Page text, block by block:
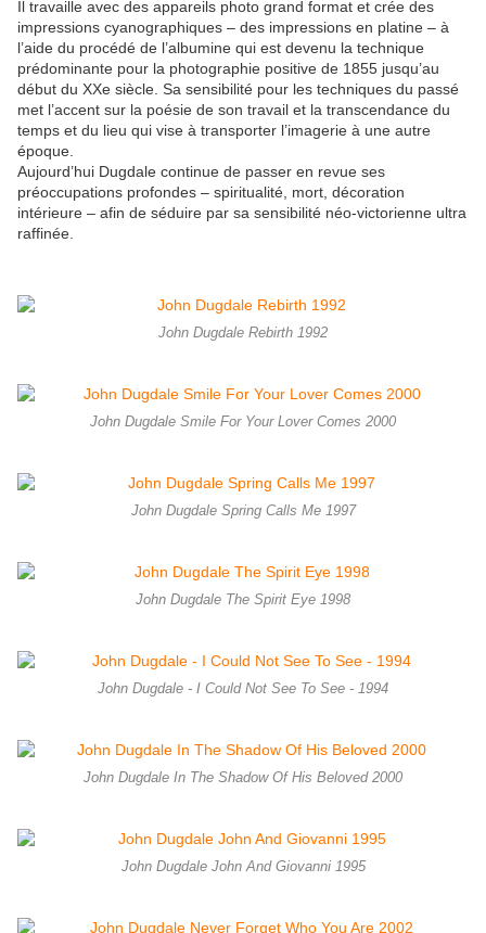
Il travaille avec des appareils photo grand format et crée des
impressions cyanographiques – des impressions en platine – à
l’aide du procédé de l’albumine qui est devenu la technique
prédominante pour la photographie positive de 1855 jusqu’au
début du XXe siècle. Sa sensibilité pour les techniques du passé
met l’accent sur la poésie de son travail et la transcendance du
temps et du lieu qui vise à transporter l’imagerie à une autre
époque.
Aujourd’hui Dugdale continue de passer en revue ses
préoccupations profondes – spiritualité, mort, décoration
intérieure – afin de séduire par sa sensibilité néo-victorienne ultra
raffinée.
John Dugdale Rebirth 1992
John Dugdale Smile For Your Lover Comes 2000
John Dugdale Spring Calls Me 1997
John Dugdale The Spirit Eye 1998
John Dugdale - I Could Not See To See - 1994
John Dugdale In The Shadow Of His Beloved 2000
John Dugdale John And Giovanni 1995